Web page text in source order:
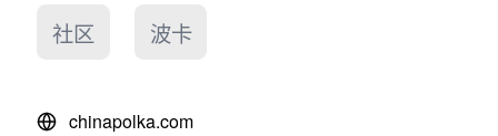
社区 波卡
chinapolka.com